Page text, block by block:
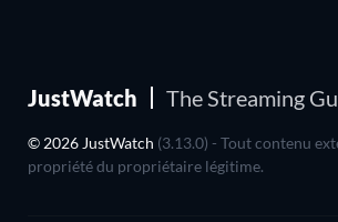
JustWatch The Streaming
© 2026 JustWatch (3.13.0) - Tout contenu
propriété du propriétaire légitime.